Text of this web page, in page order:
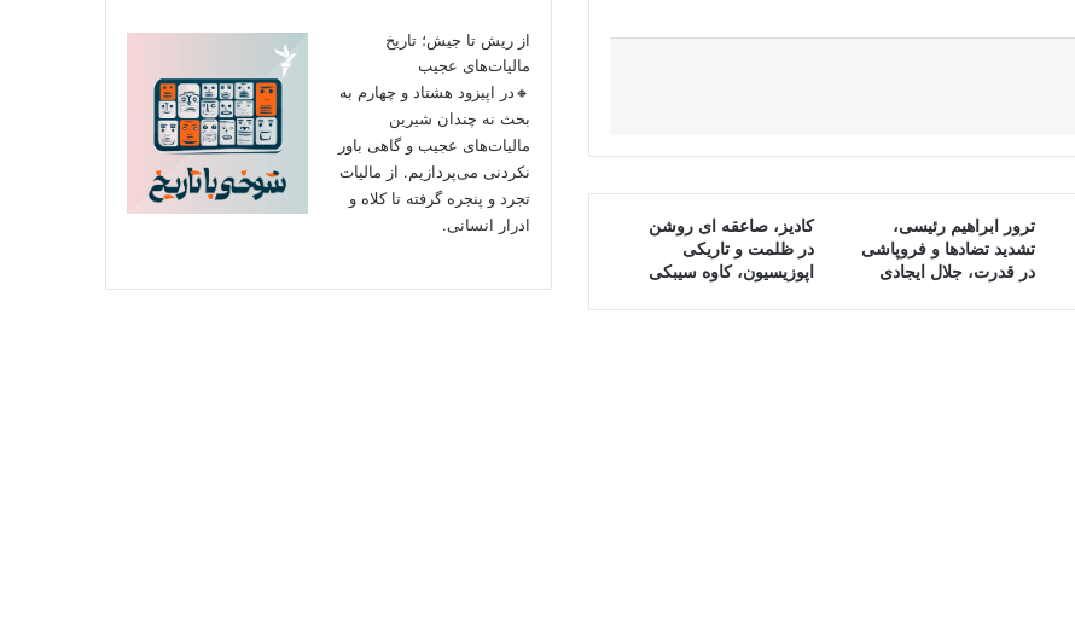
ترور ابراهیم رئیسی،
تشدید تضادها و فروپاشی
در قدرت، جلال ایجادی
کادیز، صاعقه ای روشن
در ظلمت و تاریکی
اپوزیسیون، کاوه سیبکی
از ریش تا جیش؛ تاریخ
مالیات‌های عجیب
🔸در اپیزود هشتاد و چهارم به
بحث نه چندان شیرین
مالیات‌های عجیب و گاهی باور
نکردنی‌ می‌پردازیم. از مالیات
تجرد و پنجره گرفته تا کلاه و
ادرار انسانی.